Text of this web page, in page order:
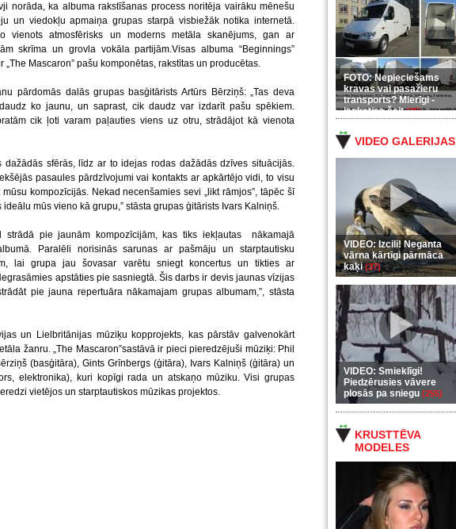
FOTO: Nepieciešams
kravas vai pasažieru
transports? Mierīgi -
ieskaties šeit(35)
VIDEO GALERIJAS
VIDEO: Izcili! Neganta
vārna kārtīgi pārmāca
kaķi(37)
VIDEO: Smieklīgi!
Piedzērusies vāvere
plosās pa sniegu (255)
KRUSTTĒVA
MODELES
norāda, ka albuma rakstīšanas process noritēja vairāku mēnešu
un viedokļu apmaiņa grupas starpā visbiežāk notika internetā.
vienots atmosfērisks un moderns metāla skanējums, gan ar
skrīma un grovla vokāla partijām.Visas albuma “Beginnings”
„The Mascaron” pašu komponētas, rakstītas un producētas.
pārdomās dalās grupas basģitārists Artūrs Bērziņš: „Tas deva
ko jaunu, un saprast, cik daudz var izdarīt pašu spēkiem.
cik ļoti varam paļauties viens uz otru, strādājot kā vienota
dažādās sfērās, līdz ar to idejas rodas dažādās dzīves situācijās.
pasaules pārdzīvojumi vai kontakts ar apkārtējo vidi, to visu
kompozīcijās. Nekad necenšamies sevi „likt rāmjos”, tāpēc šī
mūs vieno kā grupu,” stāsta grupas ģitārists Ivars Kalniņš.
strādā pie jaunām kompozīcijām, kas tiks iekļautas nākamajā
Paralēli norisinās sarunas ar pašmāju un starptautisku
lai grupa jau šovasar varētu sniegt koncertus un tikties ar
apstāties pie sasniegtā. Šis darbs ir devis jaunas vīzijas
pie jauna repertuāra nākamajam grupas albumam,”, stāsta
un Lielbritānijas mūziķu kopprojekts, kas pārstāv galvenokārt
žanru. „The Mascaron”sastāvā ir pieci pieredzējuši mūziķi: Phil
(basģitāra), Gints Grīnbergs (ģitāra), Ivars Kalniņš (ģitāra) un
elektronika), kuri kopīgi rada un atskaņo mūziku. Visi grupas
vietējos un starptautiskos mūzikas projektos.